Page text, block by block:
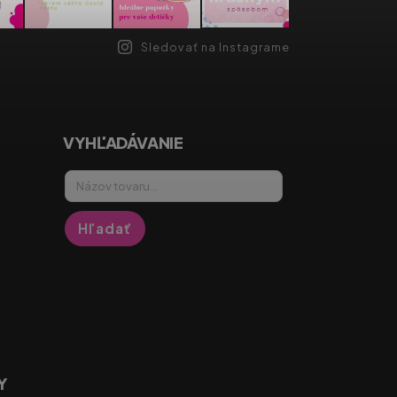
Sledovať na Instagrame
VYHĽADÁVANIE
Hľadať